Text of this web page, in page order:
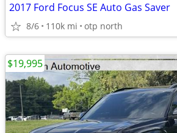
2017 Ford Focus SE Auto Gas Saver
8/6 110k mi otp north
$19,995